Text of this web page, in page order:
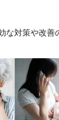
な対策や改善